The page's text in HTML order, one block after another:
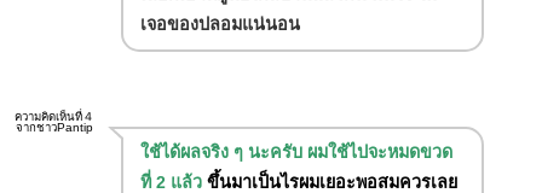
เจอของปลอมแน่นอน
ความคิดเห็นที่４
จากชาวPantip
ใช้ได้ผลจริง ๆ นะครับ ผมใช้ไปจะหมดขวด
ที่ 2 แล้ว ขึ้นมาเป็นไรผมเยอะพอสมควรเลย